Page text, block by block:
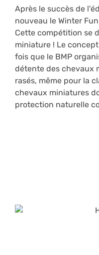
Après le succès de
nouveau le Winter
Cette compétition se
miniature ! Le
fois que le BMP
détente des chevaux
rasés, même pour la
chevaux miniatures
protection naturelle